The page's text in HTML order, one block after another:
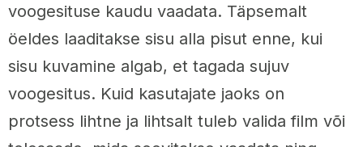
voogesituse kaudu vaadata. Täpsemalt
öeldes laaditakse sisu alla pisut enne, kui
sisu kuvamine algab, et tagada sujuv
voogesitus. Kuid kasutajate jaoks on
protsess lihtne ja lihtsalt tuleb valida film või